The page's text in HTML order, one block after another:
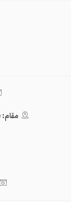
مقام: United States of America/Seattle